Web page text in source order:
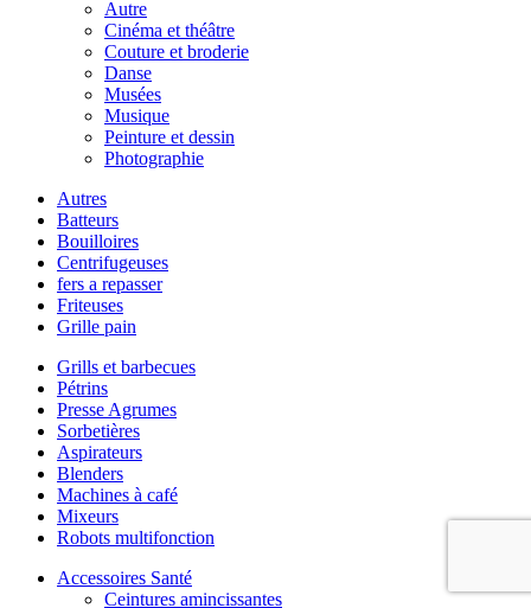
Autre
Cinéma et théâtre
Couture et broderie
Danse
Musées
Musique
Peinture et dessin
Photographie
Autres
Batteurs
Bouilloires
Centrifugeuses
fers a repasser
Friteuses
Grille pain
Grills et barbecues
Pétrins
Presse Agrumes
Sorbetières
Aspirateurs
Blenders
Machines à café
Mixeurs
Robots multifonction
Accessoires Santé
Ceintures amincissantes